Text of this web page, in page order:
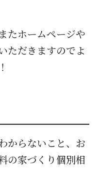
たホームページや
ただきますのでよ
からないこと、お
の家づくり個別相